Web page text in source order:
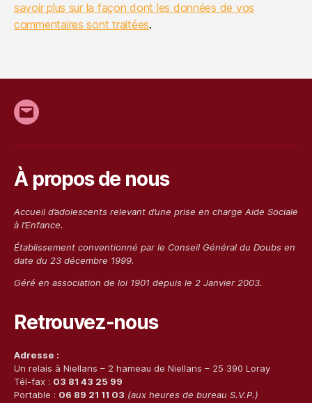
savoir plus sur la façon dont les données de vos
commentaires sont traitées.
E-
À propos de nous
Accueil d’adolescents relevant d’une prise en charge Aide Sociale
à l’Enfance.
Établissement conventionné par le Conseil Général du Doubs en
date du 23 décembre 1999.
Géré en association de loi 1901 depuis le 2 Janvier 2003.
Retrouvez-nous
Adresse :
Un relais à Niellans – 2 hameau de Niellans – 25 390 Loray
Tél-fax : 03 81 43 25 99
Portable : 06 89 21 11 03 (aux heures de bureau S.V.P.)